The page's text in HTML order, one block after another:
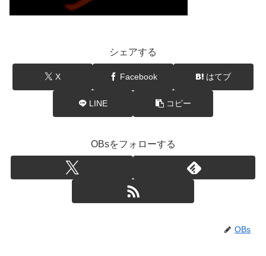
シェアする
X Facebook はてブ
LINE コピー
OBsをフォローする
OBs